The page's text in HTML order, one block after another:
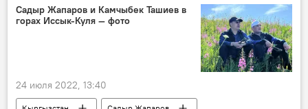
тренировка
приседания
Подкасты РИА Новости
Садыр Жапаров и Камчыбек Ташиев в
горах Иссык-Куля — фото
24 июля 2022, 13:40